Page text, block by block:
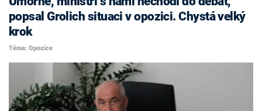
popsal Grolich situaci v opozici. Chystá velký
krok
Téma: Opozice